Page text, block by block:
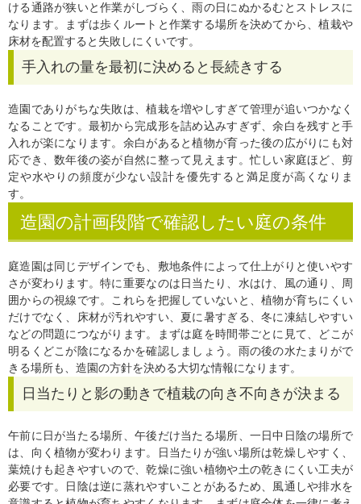
ける通路が狭いと作業がしづらく、雨の日にぬかるむとストレスに
なります。まずは歩くルートと作業する場所を決めてから、植栽や
床材を配置すると失敗しにくいです。
手入れの量を最初に決めると長続きする
造園でありがちな失敗は、植栽を増やしすぎて管理が追いつかなく
なることです。最初から完成形を詰め込みすぎず、余白を残すと手
入れが楽になります。余白があると植物が育った後の広がりにも対
応でき、数年後の姿が自然に整って見えます。忙しい家庭ほど、剪
定や水やりの頻度が少ない設計を優先すると満足度が高くなりま
す。
造園の計画段階で確認したい庭の条件
庭造園は同じデザインでも、敷地条件によって仕上がりと使いやす
さが変わります。特に重要なのは日当たり、水はけ、風の通り、周
囲からの視線です。これらを把握していないと、植物が育ちにくい
だけでなく、床材が汚れやすい、夏に暑すぎる、冬に凍結しやすい
などの問題につながります。まずは庭を時間帯ごとに見て、どこが
明るくどこが陰になるかを確認しましょう。雨の後の水たまりがで
きる場所も、造園の方針を決める大切な情報になります。
日当たりと影の動きで植栽の向き不向きが決まる
午前に日が当たる場所、午後だけ当たる場所、一日中日陰の場所で
は、向く植物が変わります。日当たりが強い場所は乾燥しやすく、
葉焼けも起きやすいので、乾燥に強い植物や土の乾きにくい工夫が
必要です。日陰は逆に蒸れやすいことがあるため、風通しや排水を